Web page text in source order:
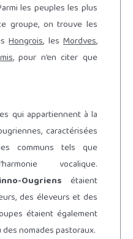
les peuples les plus
groupe, on trouve les
Hongrois, lesMordves,
, pour n’en citer que
qui appartiennent à la
caractérisées
communs tels que
vocalique.
Ougriens étaient
des éleveurs et des
étaient également
nomades pastoraux.